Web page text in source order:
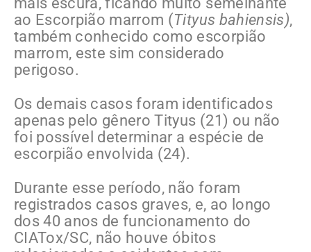
ao Escorpião marrom (Tityus bahiensis),
também conhecido como escorpião
marrom, este sim considerado
perigoso.
Os demais casos foram identificados
apenas pelo gênero Tityus (21) ou não
foi possível determinar a espécie de
escorpião envolvida (24).
Durante esse período, não foram
registrados casos graves, e, ao longo
dos 40 anos de funcionamento do
CIATox/SC, não houve óbitos